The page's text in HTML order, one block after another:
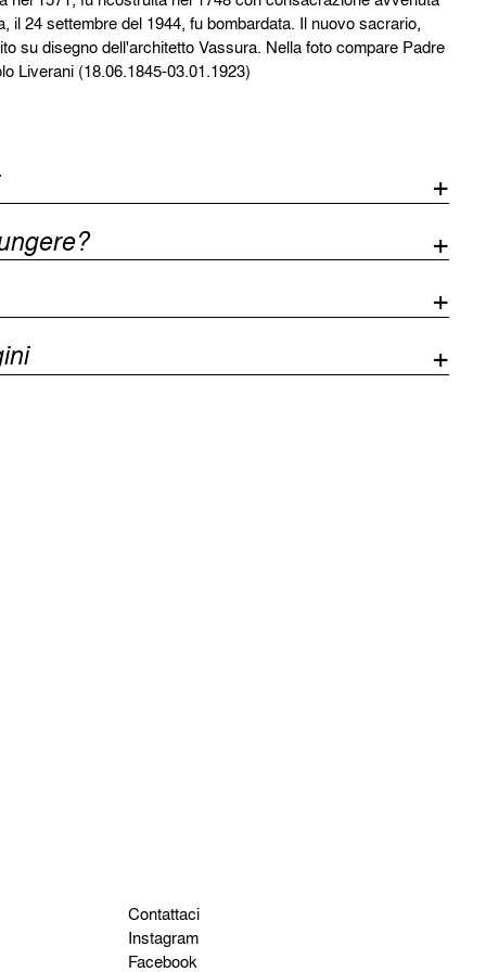
il 24 settembre del 1944, fu bombardata. Il nuovo sacrario,
su disegno dell'architetto Vassura. Nella foto compare Padre
Liverani (18.06.1845-03.01.1923)
Contattaci
Instagram
Facebook